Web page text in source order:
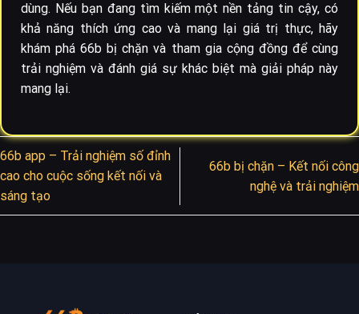
dùng. Nếu bạn đang tìm kiếm một nền tảng tin cậy, có
khả năng thích ứng cao và mang lại giá trị thực, hãy
khám phá 66b bị chặn và tham gia cộng đồng để cùng
trải nghiệm và đánh giá sự khác biệt mà giải pháp này
mang lại.
66b app – Trải nghiệm số đỉnh
cao cho cuộc sống kết nối và
sáng tạo
66b bị chặn – Kết nối công
nghệ và trải nghiệm